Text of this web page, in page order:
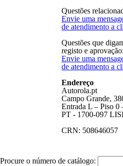
Questões
Envie uma
de atendimento a
Questões que
registo e aprovação:
Envie uma
de atendimento a
Endereço
Autorola.pt
Campo Grande,
Entrada L – Piso 0
PT - 1700-097
CRN: 508646057
Procure o número de catálogo: